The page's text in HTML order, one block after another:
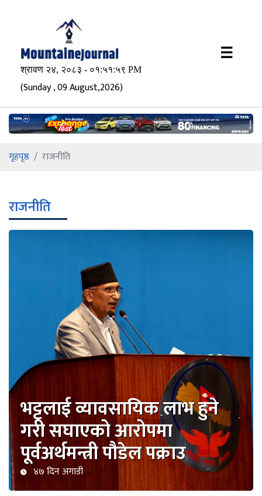
(Sunday , 09 August,2026)
☰
गृहपृष्ठ राजनीति
राजनीति
भट्टलाई व्यावसायिक लाभ हुने
गरी सघाएको आरोपमा
पूर्वअर्थमन्त्री पौडेल पक्राउ
४७ दिन अगाडी